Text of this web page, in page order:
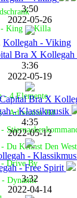
- King & Killa
- 4 Elemente
- Adrenalin Hd
Du Kennst Den
- Drive By
- Dynamit
3:50
2022-05-26
Kollegah - Viking
3:36
2022-05-19
Bra X
4:35
2022-05-12
-
3:32
2022-04-14